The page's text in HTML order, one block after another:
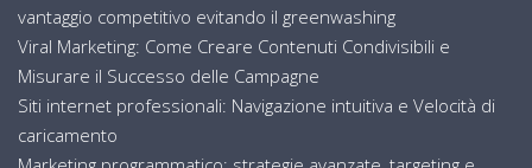
vantaggio competitivo evitando il greenwashing
Viral Marketing: Come Creare Contenuti Condivisibili e
Misurare il Successo delle Campagne
Siti internet professionali: Navigazione intuitiva e Velocità di
caricamento